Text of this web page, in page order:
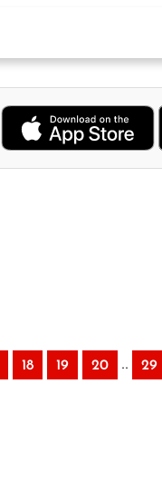
18 19 20 .. 29